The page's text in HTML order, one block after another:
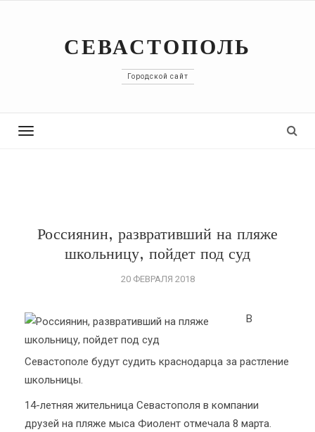
СЕВАСТОПОЛЬ
Городской сайт
Toggle
Россиянин, развративший на пляже
школьницу, пойдет под суд
20 ФЕВРАЛЯ 2018
В
Севастополе будут судить краснодарца за растление
школьницы.
14-летняя жительница Севастополя в компании
друзей на пляже мыса Фиолент отмечала 8 марта.